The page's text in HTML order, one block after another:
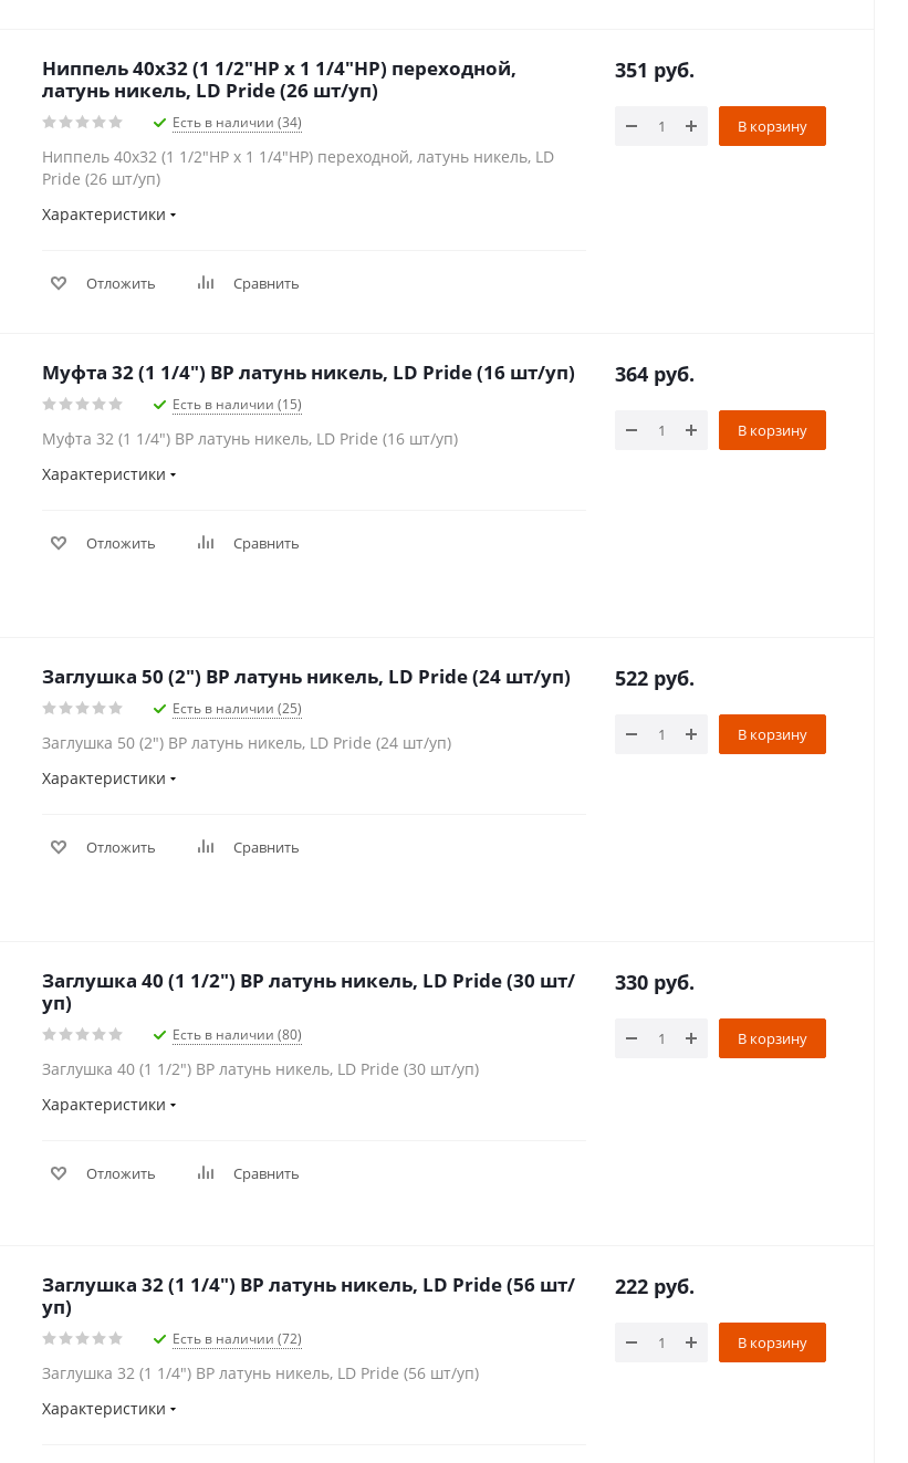
Ниппель 40х32 (1 1/2"НР х 1 1/4"НР) переходной,
латунь никель, LD Pride (26 шт/уп)
Есть в наличии (34)
Ниппель 40х32 (1 1/2"НР х 1 1/4"НР) переходной, латунь никель, LD
Pride (26 шт/уп)
Характеристики
Отложить Сравнить
351 руб.
В корзину
Муфта 32 (1 1/4") ВР латунь никель, LD Pride (16 шт/уп)
Есть в наличии (15)
Муфта 32 (1 1/4") ВР латунь никель, LD Pride (16 шт/уп)
Характеристики
Отложить Сравнить
364 руб.
В корзину
Заглушка 50 (2") ВР латунь никель, LD Pride (24 шт/уп)
Есть в наличии (25)
Заглушка 50 (2") ВР латунь никель, LD Pride (24 шт/уп)
Характеристики
Отложить Сравнить
522 руб.
В корзину
Заглушка 40 (1 1/2") ВР латунь никель, LD Pride (30 шт/
уп)
Есть в наличии (80)
Заглушка 40 (1 1/2") ВР латунь никель, LD Pride (30 шт/уп)
Характеристики
Отложить Сравнить
330 руб.
В корзину
Заглушка 32 (1 1/4") ВР латунь никель, LD Pride (56 шт/
уп)
Есть в наличии (72)
Заглушка 32 (1 1/4") ВР латунь никель, LD Pride (56 шт/уп)
Характеристики
222 руб.
В корзину